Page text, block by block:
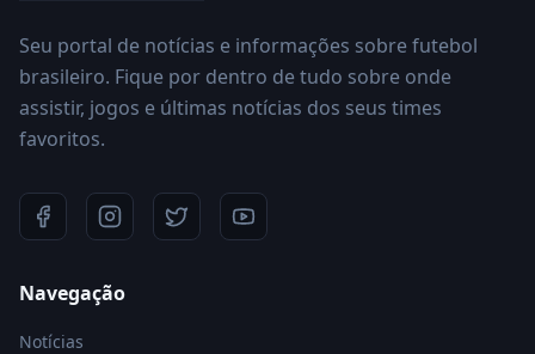
Seu portal de notícias e informações sobre futebol
brasileiro. Fique por dentro de tudo sobre onde
assistir, jogos e últimas notícias dos seus times
favoritos.
Navegação
Notícias